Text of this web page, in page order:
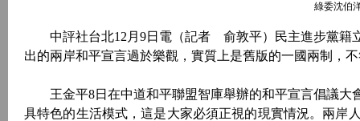
綠委沈伯
中評社台北12月9日電（記者 俞敦平）民主進步黨籍
出的兩岸和平宣言過於樂觀，實質上是舊版的一國兩制，
王金平8日在中道和平聯盟智庫舉辦的和平宣言倡議大
具特色的生活模式，這是大家必須正視的現實情況。兩岸